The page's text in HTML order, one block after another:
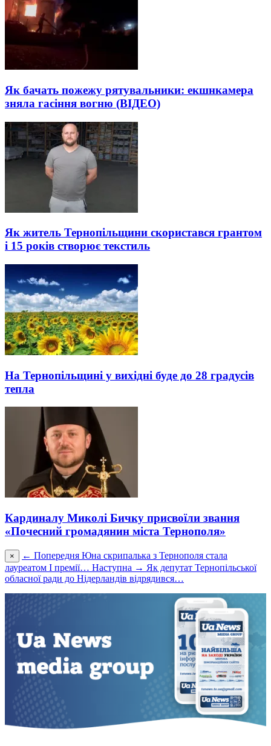
Як бачать пожежу рятувальники: екшнкамера
зняла гасіння вогню (ВІДЕО)
Як житель Тернопільщини скористався грантом
і 15 років створює текстиль
На Тернопільщині у вихідні буде до 28 градусів
тепла
Кардиналу Миколі Бичку присвоїли звання
«Почесний громадянин міста Тернополя»
× ← Попередня Юна скрипалька з Тернополя стала
лауреатом І премії… Наступна → Як депутат Тернопільської
обласної ради до Нідерландів відрядився…